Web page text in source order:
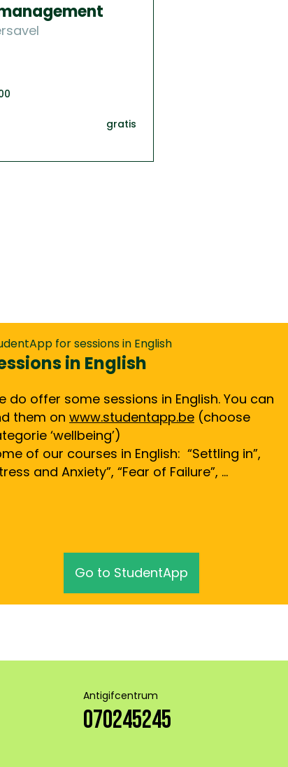
gratis
for sessions in English
in English
do offer some sessions in English. You can
them on www.studentapp.be (choose
‘wellbeing’)
of our courses in English: “Settling in”,
and Anxiety”, “Fear of Failure”, …
Go to StudentApp
Antigifcentrum
070245245